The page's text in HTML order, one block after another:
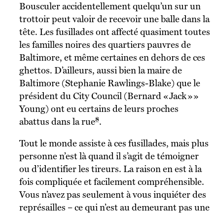
Bousculer accidentellement quelqu’un sur un
trottoir peut valoir de recevoir une balle dans la
tête. Les fusillades ont affecté quasiment toutes
les familles noires des quartiers pauvres de
Baltimore, et même certaines en dehors de ces
ghettos. D’ailleurs, aussi bien la maire de
Baltimore (Stephanie Rawlings-Blake) que le
président du City Council (Bernard « Jack » »
Young) ont eu certains de leurs proches
abattus dans la rue8.
Tout le monde assiste à ces fusillades, mais plus
personne n’est là quand il s’agit de témoigner
ou d’identifier les tireurs. La raison en est à la
fois compliquée et facilement compréhensible.
Vous n’avez pas seulement à vous inquiéter des
représailles – ce qui n’est au demeurant pas une